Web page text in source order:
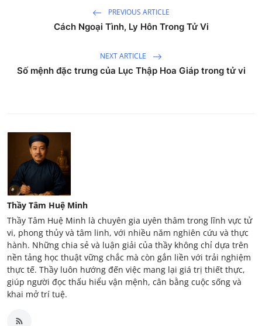
PREVIOUS ARTICLE
Cách Ngoại Tình, Ly Hôn Trong Tử Vi
NEXT ARTICLE
Số mệnh đặc trưng của Lục Thập Hoa Giáp trong tử vi
Thầy Tâm Huệ Minh
Thầy Tâm Huệ Minh là chuyên gia uyên thâm trong lĩnh vực tử
vi, phong thủy và tâm linh, với nhiều năm nghiên cứu và thực
hành. Những chia sẻ và luận giải của thầy không chỉ dựa trên
nền tảng học thuật vững chắc mà còn gắn liền với trải nghiệm
thực tế. Thầy luôn hướng đến việc mang lại giá trị thiết thực,
giúp người đọc thấu hiểu vận mệnh, cân bằng cuộc sống và
khai mở trí tuệ.